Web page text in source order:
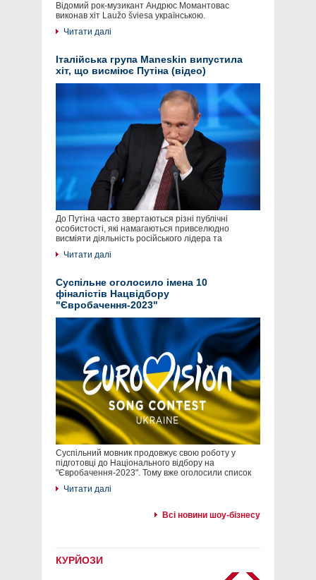
Відомий рок-музикант Андрюс Момантовас
виконав хіт Laužo šviesa українською.
Читати далі
Італійська група Maneskin випустила
хіт, що висміює Путіна (відео)
До Путіна часто звертаються різні публічні
особистості, які намагаються привселюдно
висміяти діяльність російського лідера та
Читати далі
Суспільне оголосило імена 10
фіналістів Нацвідбору
"Євробачення-2023"
Суспільний мовник продовжує свою роботу у
підготовці до Національного відбору на
"Євробачення-2023". Тому вже оголосили список
Читати далі
Всі новини шоу-бізнесу
КУРЙОЗИ